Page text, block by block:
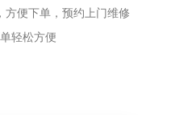
方便下单，预约上门维修
轻松方便